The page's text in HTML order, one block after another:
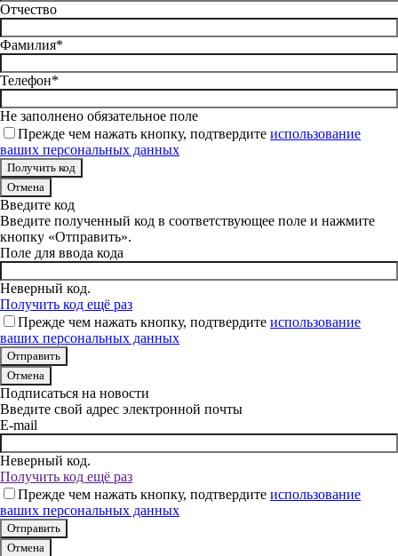
Отчество
Фамилия*
Телефон*
Не заполнено обязательное поле
Прежде чем нажать кнопку, подтвердите использование
ваших персональных данных
Отмена
Введите код
Введите полученный код в соответствующее поле и нажмите
кнопку «Отправить».
Поле для ввода кода
Неверный код.
Получить код ещё раз
Прежде чем нажать кнопку, подтвердите использование
ваших персональных данных
Отмена
Подписаться на новости
Введите свой адрес электронной почты
E-mail
Неверный код.
Получить код ещё раз
Прежде чем нажать кнопку, подтвердите использование
ваших персональных данных
Отмена